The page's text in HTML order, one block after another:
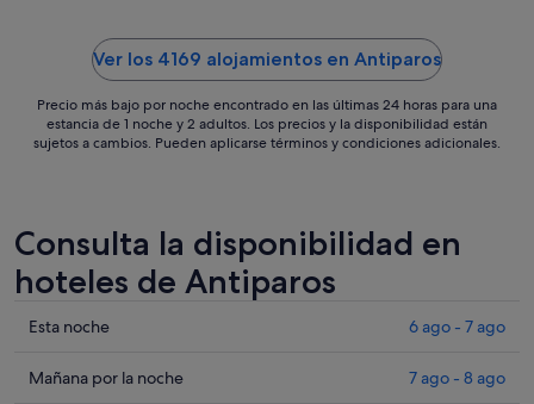
Ver los 4169 alojamientos en Antiparos
Precio más bajo por noche encontrado en las últimas 24 horas para una
estancia de 1 noche y 2 adultos. Los precios y la disponibilidad están
sujetos a cambios. Pueden aplicarse términos y condiciones adicionales.
Consulta la disponibilidad en
hoteles de Antiparos
Comprueba
precios
Esta noche 6 ago - 7 ago
Comprueba
Mañana por la noche 7 ago - 8 ago